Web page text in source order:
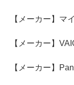
【メーカー】マ
【メーカー】
【メーカー】